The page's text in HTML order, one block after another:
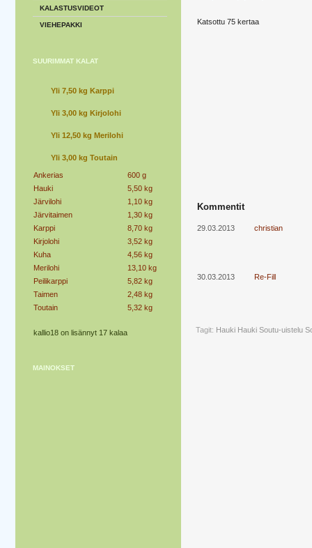
KALASTUSVIDEOT
VIEHEPAKKI
SUURIMMAT KALAT
Yli 7,50 kg Karppi
Yli 3,00 kg Kirjolohi
Yli 12,50 kg Merilohi
Yli 3,00 kg Toutain
Ankerias
600 g
Hauki
5,50 kg
Järvilohi
1,10 kg
Järvitaimen
1,30 kg
Karppi
8,70 kg
Kirjolohi
3,52 kg
Kuha
4,56 kg
Merilohi
13,10 kg
Peilikarppi
5,82 kg
Taimen
2,48 kg
Toutain
5,32 kg
kallio18 on lisännyt 17 kalaa
MAINOKSET
Katsottu 75 kertaa
Kommentit
29.03.2013 christian
30.03.2013 Re-Fill
Tagit: Hauki Hauki Soutu-uistelu